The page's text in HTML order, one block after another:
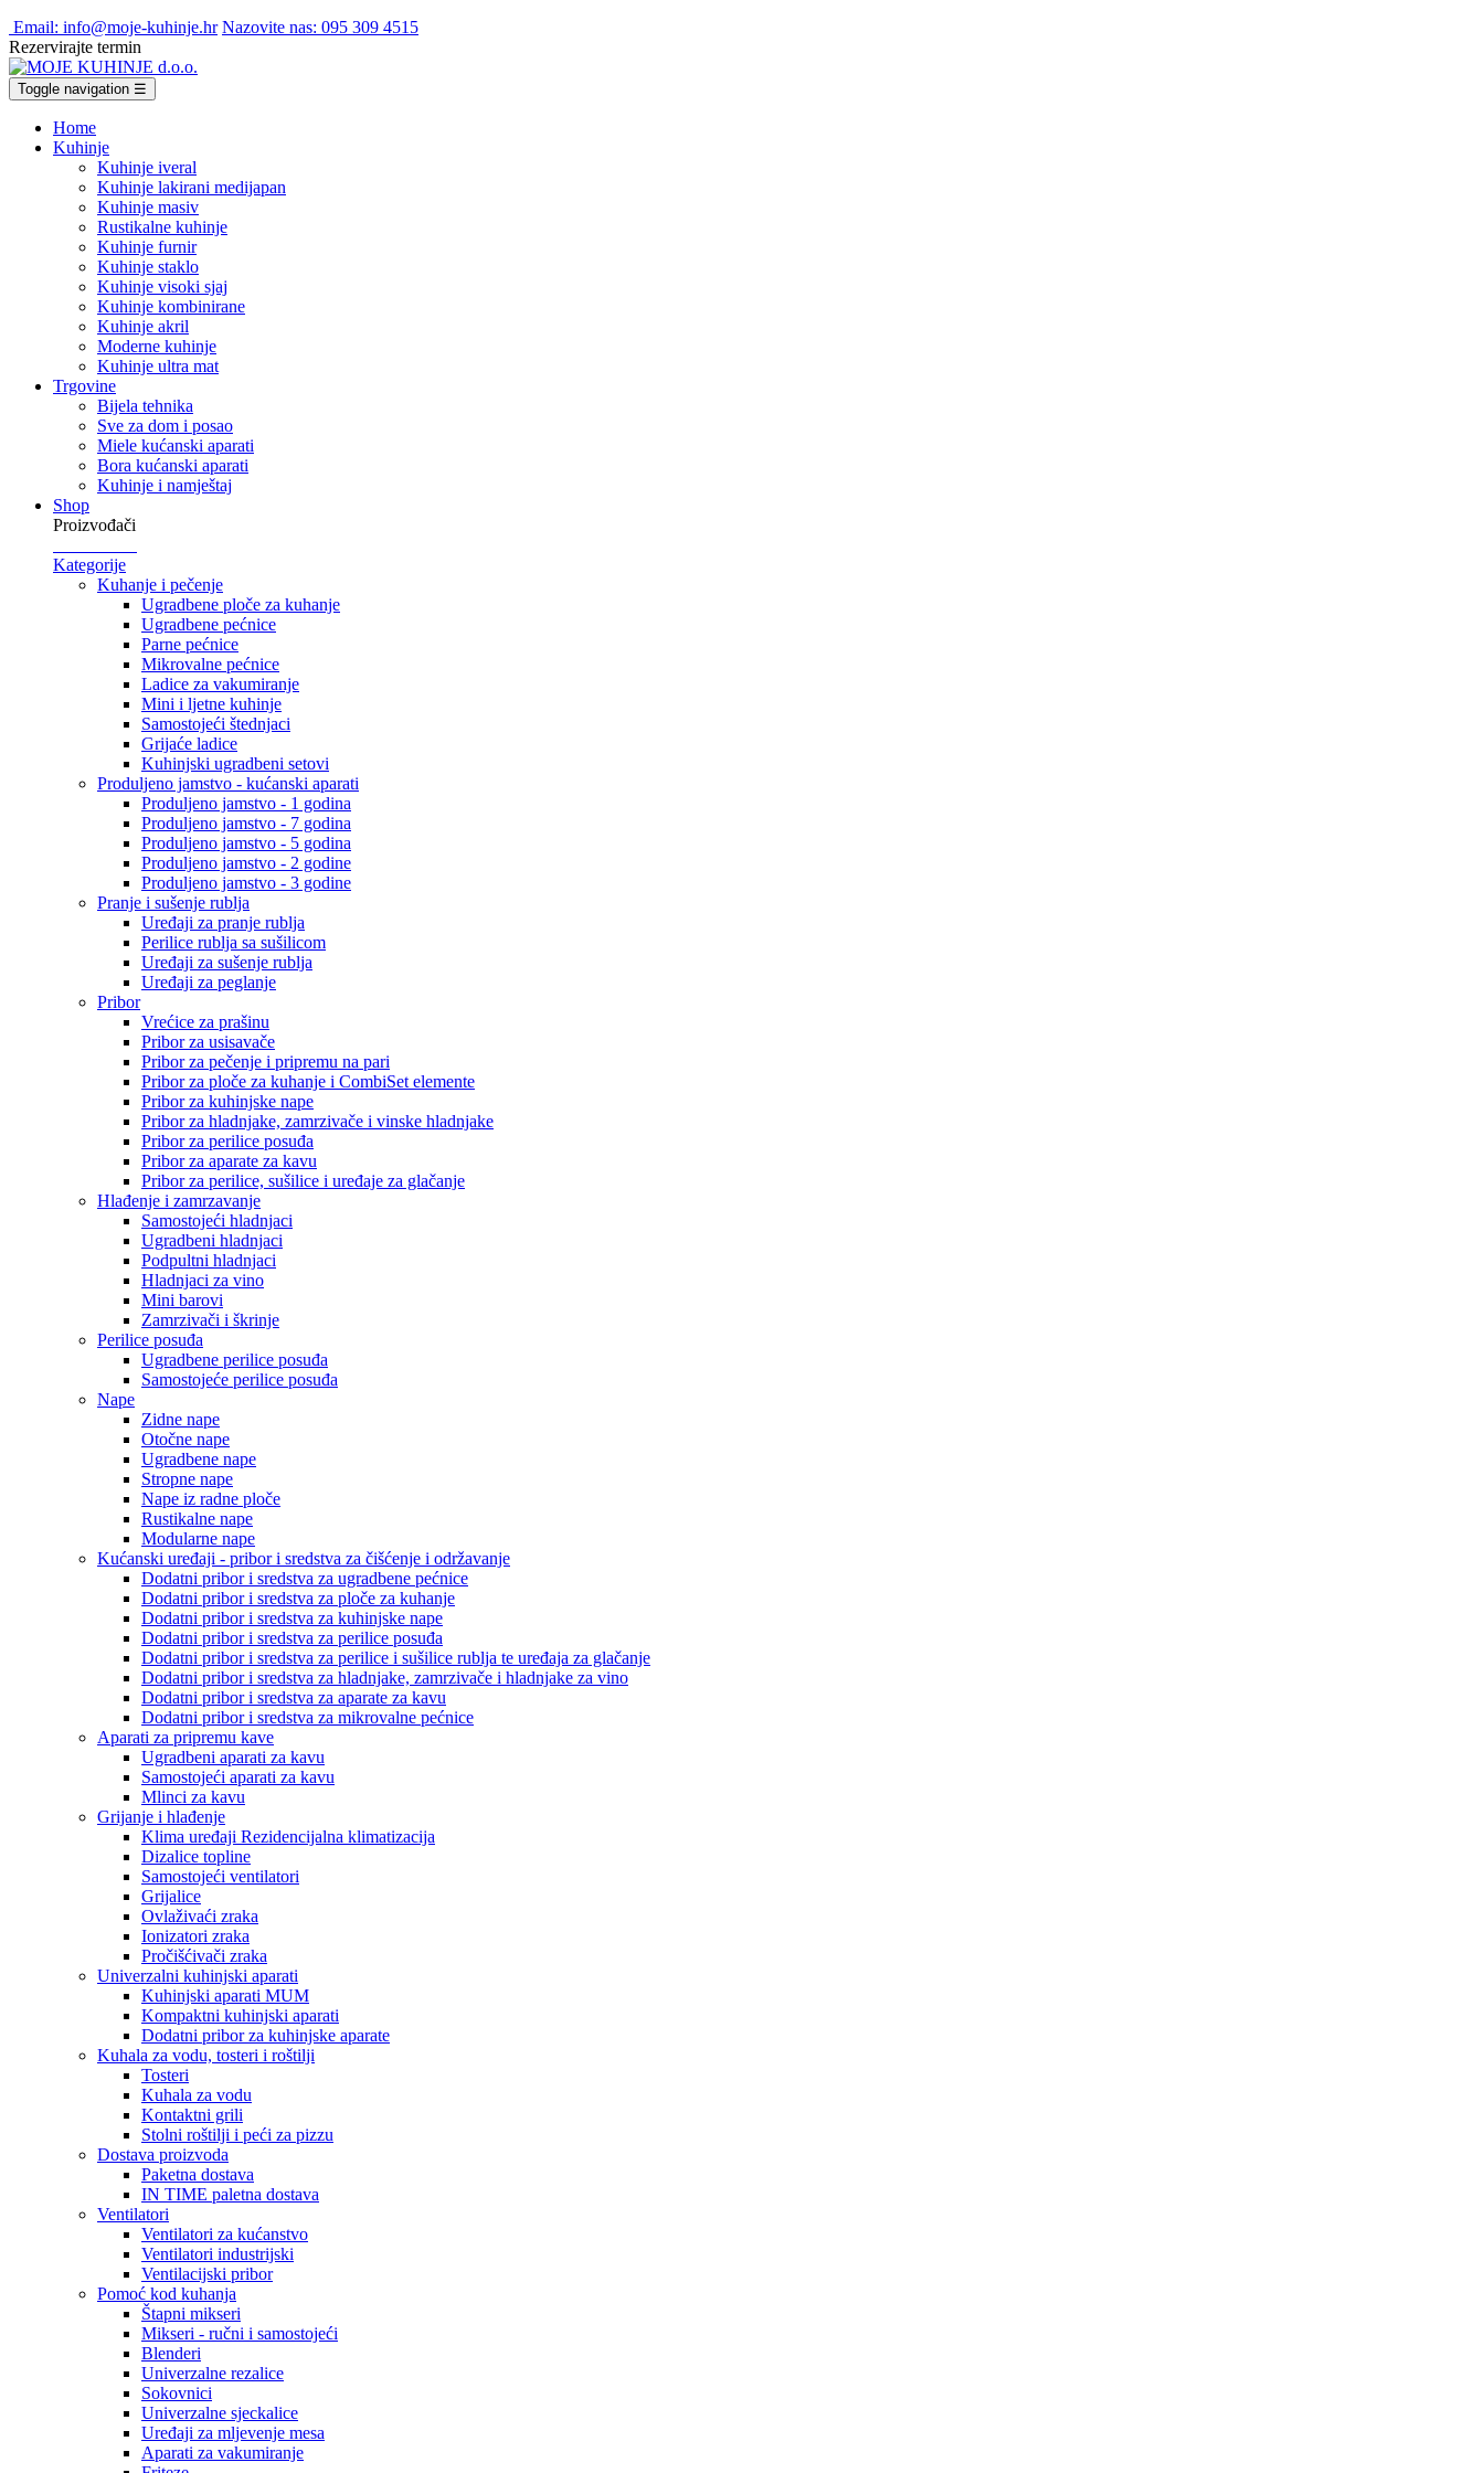
Email: info@moje-kuhinje.hr Nazovite nas: 095 309 4515
Rezervirajte termin
Toggle navigation ☰
Home
Kuhinje
Kuhinje iveral
Kuhinje lakirani medijapan
Kuhinje masiv
Rustikalne kuhinje
Kuhinje furnir
Kuhinje staklo
Kuhinje visoki sjaj
Kuhinje kombinirane
Kuhinje akril
Moderne kuhinje
Kuhinje ultra mat
Trgovine
Bijela tehnika
Sve za dom i posao
Miele kućanski aparati
Bora kućanski aparati
Kuhinje i namještaj
Shop
Proizvođači
Kategorije
Kuhanje i pečenje
Ugradbene ploče za kuhanje
Ugradbene pećnice
Parne pećnice
Mikrovalne pećnice
Ladice za vakumiranje
Mini i ljetne kuhinje
Samostojeći štednjaci
Grijaće ladice
Kuhinjski ugradbeni setovi
Produljeno jamstvo - kućanski aparati
Produljeno jamstvo - 1 godina
Produljeno jamstvo - 7 godina
Produljeno jamstvo - 5 godina
Produljeno jamstvo - 2 godine
Produljeno jamstvo - 3 godine
Pranje i sušenje rublja
Uređaji za pranje rublja
Perilice rublja sa sušilicom
Uređaji za sušenje rublja
Uređaji za peglanje
Pribor
Vrećice za prašinu
Pribor za usisavače
Pribor za pečenje i pripremu na pari
Pribor za ploče za kuhanje i CombiSet elemente
Pribor za kuhinjske nape
Pribor za hladnjake, zamrzivače i vinske hladnjake
Pribor za perilice posuđa
Pribor za aparate za kavu
Pribor za perilice, sušilice i uređaje za glačanje
Hlađenje i zamrzavanje
Samostojeći hladnjaci
Ugradbeni hladnjaci
Podpultni hladnjaci
Hladnjaci za vino
Mini barovi
Zamrzivači i škrinje
Perilice posuđa
Ugradbene perilice posuđa
Samostojeće perilice posuđa
Nape
Zidne nape
Otočne nape
Ugradbene nape
Stropne nape
Nape iz radne ploče
Rustikalne nape
Modularne nape
Kućanski uređaji - pribor i sredstva za čišćenje i održavanje
Dodatni pribor i sredstva za ugradbene pećnice
Dodatni pribor i sredstva za ploče za kuhanje
Dodatni pribor i sredstva za kuhinjske nape
Dodatni pribor i sredstva za perilice posuđa
Dodatni pribor i sredstva za perilice i sušilice rublja te uređaja za glačanje
Dodatni pribor i sredstva za hladnjake, zamrzivače i hladnjake za vino
Dodatni pribor i sredstva za aparate za kavu
Dodatni pribor i sredstva za mikrovalne pećnice
Aparati za pripremu kave
Ugradbeni aparati za kavu
Samostojeći aparati za kavu
Mlinci za kavu
Grijanje i hlađenje
Klima uređaji Rezidencijalna klimatizacija
Dizalice topline
Samostojeći ventilatori
Grijalice
Ovlaživaći zraka
Ionizatori zraka
Pročišćivači zraka
Univerzalni kuhinjski aparati
Kuhinjski aparati MUM
Kompaktni kuhinjski aparati
Dodatni pribor za kuhinjske aparate
Kuhala za vodu, tosteri i roštilji
Tosteri
Kuhala za vodu
Kontaktni grili
Stolni roštilji i peći za pizzu
Dostava proizvoda
Paketna dostava
IN TIME paletna dostava
Ventilatori
Ventilatori za kućanstvo
Ventilatori industrijski
Ventilacijski pribor
Pomoć kod kuhanja
Štapni mikseri
Mikseri - ručni i samostojeći
Blenderi
Univerzalne rezalice
Sokovnici
Univerzalne sjeckalice
Uređaji za mljevenje mesa
Aparati za vakumiranje